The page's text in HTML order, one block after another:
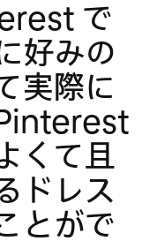
で
好みの
実際に
くて且
ドレス
とがで